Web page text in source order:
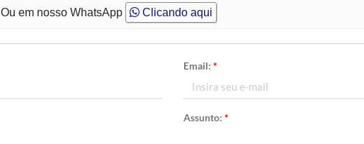
Ou em nosso WhatsApp Clicando aqui
Email: *
Assunto: *